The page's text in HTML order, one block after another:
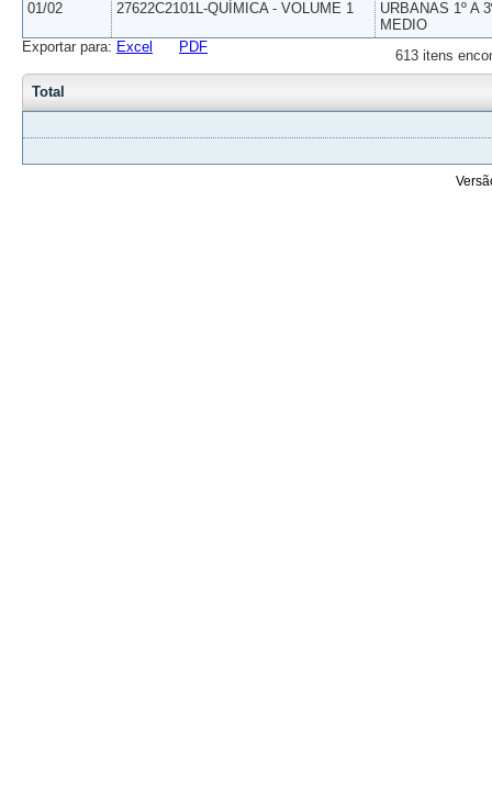
01/02 27622C2101L-QUÍMICA - VOLUME 1
URBANAS 1º A
MEDIO
613 itens
Exportar para: Excel PDF
Total